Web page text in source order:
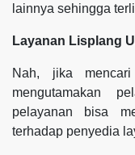
lainnya sehingga
Layanan Lisplang
Nah, jika
mengutamakan
pelayanan bisa
terhadap penyedia